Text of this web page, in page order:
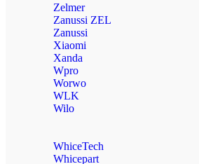
Zelmer
Zanussi ZEL
Zanussi
Xiaomi
Xanda
Wpro
Worwo
WLK
Wilo
WhiceTech
Whicepart